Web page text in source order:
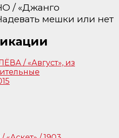
/ «Джанго
мешки или нет